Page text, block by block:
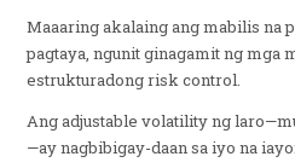
Maaaring akalaing ang mabilis na
pagtaya, ngunit ginagamit ng mga
estrukturadong risk control.
Ang adjustable volatility ng
—ay nagbibigay-daan sa iyo na